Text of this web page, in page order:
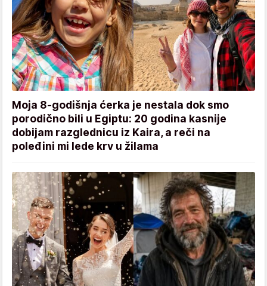
Moja 8-godišnja ćerka je nestala dok smo
porodično bili u Egiptu: 20 godina kasnije
dobijam razglednicu iz Kaira, a reči na
poleđini mi lede krv u žilama